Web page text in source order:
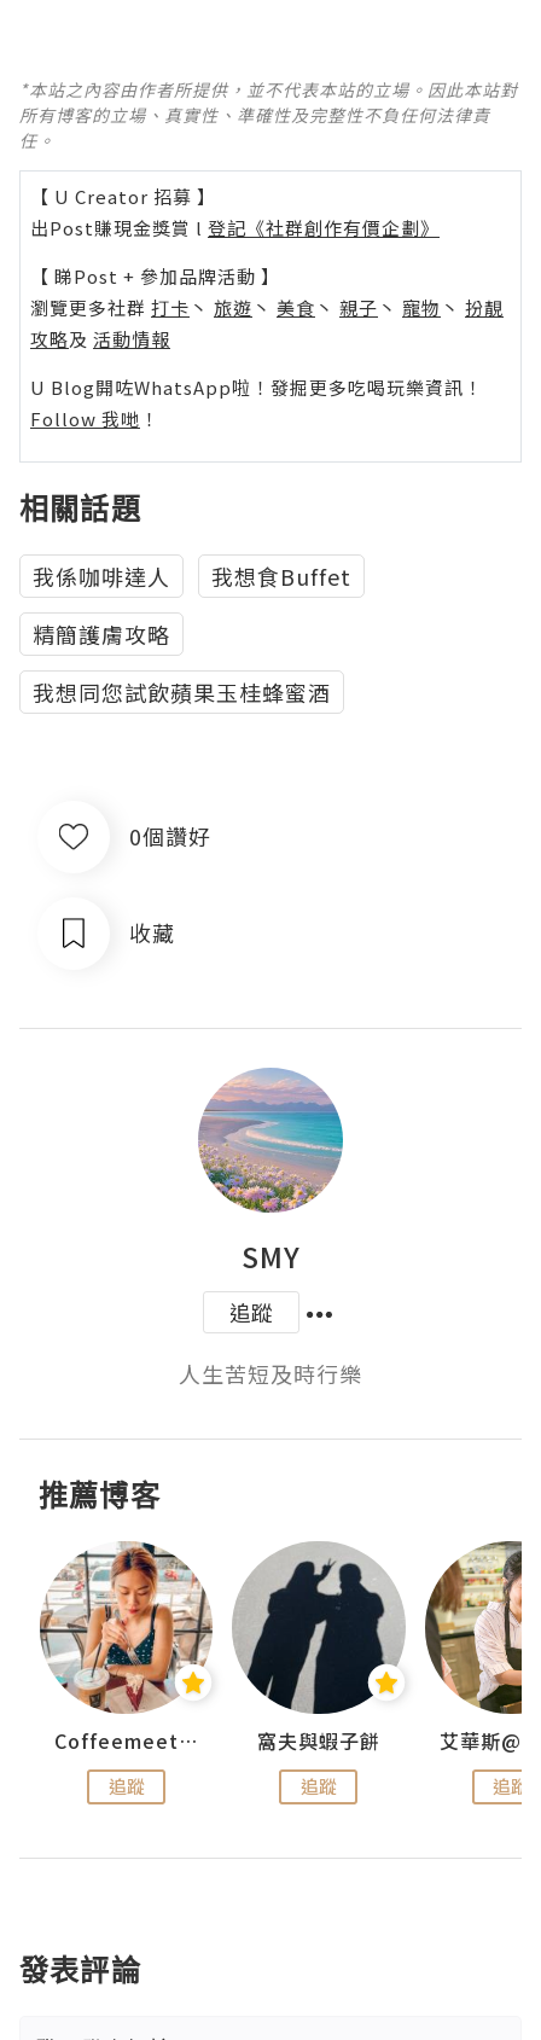
*本站之內容由作者所提供，並不代表本站的立場。因此本站對
所有博客的立場、真實性、準確性及完整性不負任何法律責
任。
【 U Creator 招募 】
出Post賺現金獎賞 l 登記《社群創作有價企劃》
【 睇Post + 參加品牌活動 】
瀏覽更多社群 打卡 丶 旅遊 丶 美食 丶 親子 丶 寵物 丶 扮靚
攻略及 活動情報
U Blog開咗WhatsApp啦！發掘更多吃喝玩樂資訊！
Follow 我哋 ！
相關話題
我係咖啡達人
我想食Buffet
精簡護膚攻略
我想同您試飲蘋果玉桂蜂蜜酒
0個讚好
收藏
SMY
追蹤
人生苦短及時行樂
推薦博客
Coffeemeetjojo
追蹤
窩夫與蝦子餅
追蹤 追蹤
發表評論